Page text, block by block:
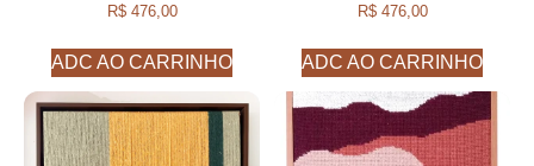
R$476,00
ADC AO CARRINHO
R$476,00
ADC AO CARRINHO